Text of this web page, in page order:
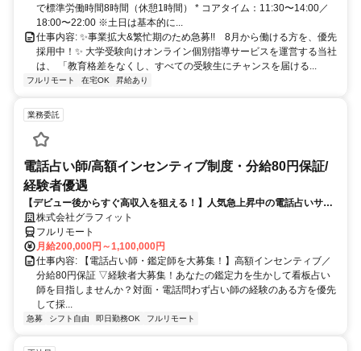
で標準労働時間8時間（休憩1時間） * コアタイム：11:30〜14:00／
18:00〜22:00 ※土日は基本的に...
仕事内容: ✨️事業拡大&繁忙期のため急募!! 8月から働ける方を、優先
採用中！✨️ 大学受験向けオンライン個別指導サービスを運営する当社
は、 「教育格差をなくし、すべての受験生にチャンスを届ける...
フルリモート 在宅OK 昇給あり
業務委託
電話占い師/高額インセンティブ制度・分給80円保証/
経験者優遇
【デビュー後からすぐ高収入を狙える！】人気急上昇中の電話占いサイ
トで占いのお仕事
株式会社グラフィット
フルリモート
月給200,000円～1,100,000円
仕事内容: 【電話占い師・鑑定師を大募集！】高額インセンティブ／
分給80円保証 ▽経験者大募集！あなたの鑑定力を生かして看板占い
師を目指しませんか？対面・電話問わず占い師の経験のある方を優先
して採...
急募 シフト自由 即日勤務OK フルリモート